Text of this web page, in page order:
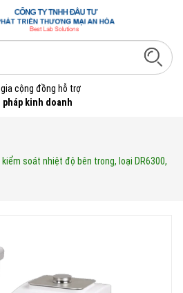
cộng đồng hỗ trợ
pháp kinh doanh
soát nhiệt độ bên trong, loại DR6300,